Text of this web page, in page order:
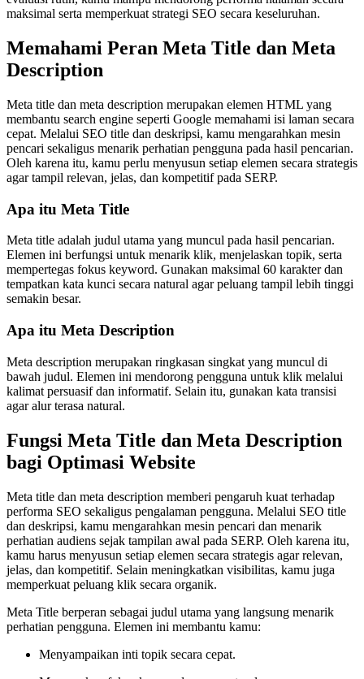
maksimal serta memperkuat strategi SEO secara keseluruhan.
Memahami Peran Meta Title dan Meta
Description
Meta title dan meta description merupakan elemen HTML yang
membantu search engine seperti Google memahami isi laman secara
cepat. Melalui SEO title dan deskripsi, kamu mengarahkan mesin
pencari sekaligus menarik perhatian pengguna pada hasil pencarian.
Oleh karena itu, kamu perlu menyusun setiap elemen secara strategis
agar tampil relevan, jelas, dan kompetitif pada SERP.
Apa itu Meta Title
Meta title adalah judul utama yang muncul pada hasil pencarian.
Elemen ini berfungsi untuk menarik klik, menjelaskan topik, serta
mempertegas fokus keyword. Gunakan maksimal 60 karakter dan
tempatkan kata kunci secara natural agar peluang tampil lebih tinggi
semakin besar.
Apa itu Meta Description
Meta description merupakan ringkasan singkat yang muncul di
bawah judul. Elemen ini mendorong pengguna untuk klik melalui
kalimat persuasif dan informatif. Selain itu, gunakan kata transisi
agar alur terasa natural.
Fungsi Meta Title dan Meta Description
bagi Optimasi Website
Meta title dan meta description memberi pengaruh kuat terhadap
performa SEO sekaligus pengalaman pengguna. Melalui SEO title
dan deskripsi, kamu mengarahkan mesin pencari dan menarik
perhatian audiens sejak tampilan awal pada SERP. Oleh karena itu,
kamu harus menyusun setiap elemen secara strategis agar relevan,
jelas, dan kompetitif. Selain meningkatkan visibilitas, kamu juga
memperkuat peluang klik secara organik.
Meta Title berperan sebagai judul utama yang langsung menarik
perhatian pengguna. Elemen ini membantu kamu:
Menyampaikan inti topik secara cepat.